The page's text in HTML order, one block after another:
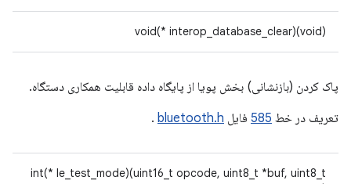
void(* interop_database_clear)(void)
پاک کردن (بازنشانی) بخش پویا از پایگاه داده قابلیت همکاری دستگاه.
تعریف در خط 585 فایل bluetooth.h
.
int(* le_test_mode)(uint16_t opcode, uint8_t *buf, uint8_t